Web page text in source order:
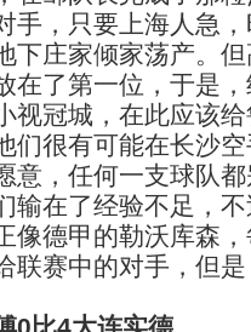
手，只要上海人急
下庄家倾家荡产。
在了第一位，于是
冠城，在此应该给
们很有可能在长沙
意，任何一支球队
输在了经验不足，
像德甲的勒沃库森
联赛中的对手，但